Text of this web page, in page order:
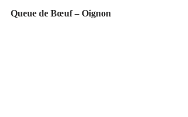
Queue de Bœuf – Oignon